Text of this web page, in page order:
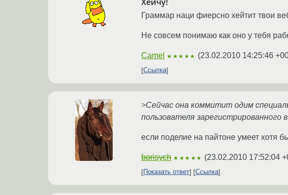
Граммар наци фиерсно хейтит твои
Не совсем понимаю как оно у тебя
Camel ★★★★★ (23.02.2010 14:25:46
Ссылка
>Сейчас она коммитит одим
пользователя зарегистрированного
если поделие на пайтоне умеет хотя
borisych ★★★★★ (23.02.2010 17:52:04
Показать ответ Ссылка